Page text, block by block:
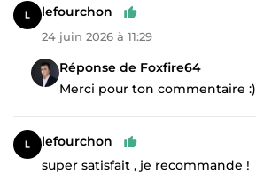
lefourchon
24 juin 2026 à 11:29
Réponse de Foxfire64
Merci pour ton commentaire :)
lefourchon
super satisfait , je recommande !